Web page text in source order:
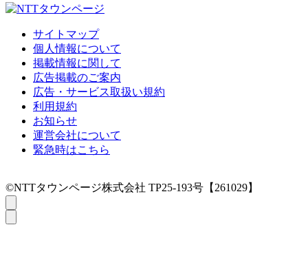
サイトマップ
個人情報について
掲載情報に関して
広告掲載のご案内
広告・サービス取扱い規約
利用規約
お知らせ
運営会社について
緊急時はこちら
©NTTタウンページ株式会社 TP25-193号【261029】